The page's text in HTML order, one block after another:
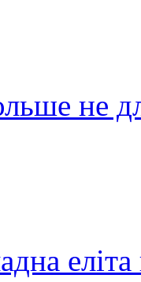
не